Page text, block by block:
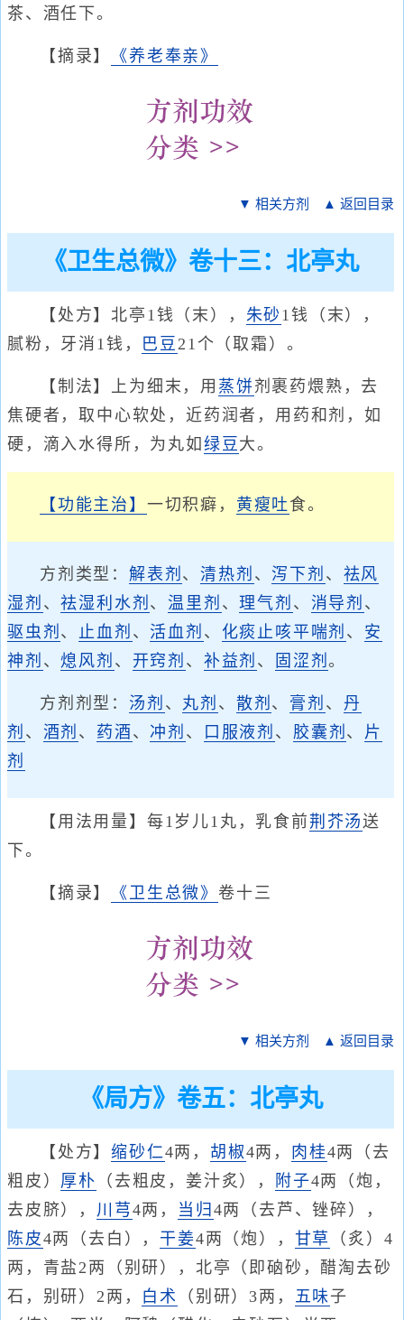
茶、酒任下。
【摘录】 《养老奉亲》
▼ 相关方剂 ▲ 返回目录
《卫生总微》卷十三：北亭丸
【处方】北亭1钱（末）， 朱砂 1钱（末），
腻粉，牙消1钱， 巴豆21个（取霜）。
【制法】上为细末，用 蒸饼剂裹药煨熟，去
焦硬者，取中心软处，近药润者，用药和剂，如
硬，滴入水得所，为丸如 绿豆大。
【功能主治】 一切积癖， 黄瘦 吐食。
方剂类型： 解表剂 、清热剂 、 泻下剂 、 祛风
湿剂 、祛湿利水剂 、温里剂 、理气剂 、 消导剂 、
驱虫剂 、 止血剂 、 活血剂 、 化痰止咳平喘剂 、 安
神剂 、熄风剂 、 开窍剂 、 补益剂 、 固涩剂。
方剂剂型： 汤剂 、 丸剂 、 散剂 、 膏剂 、 丹
剂 、 酒剂 、 药酒 、 冲剂 、 口服液剂 、 胶囊剂 、 片
剂
【用法用量】每1岁儿1丸，乳食前荆芥汤 送
下。
【摘录】 《卫生总微》卷十三
▼ 相关方剂 ▲ 返回目录
《局方》卷五：北亭丸
【处方】缩砂仁4两， 胡椒4两， 肉桂4两（去
粗皮） 厚朴 （去粗皮，姜汁炙）， 附子4两（炮，
去皮脐）， 川芎4两， 当归 4两（去芦、锉碎），
陈皮4两（去白）， 干姜4两（炮）， 甘草
（炙）4
两，青盐2两（别研），北亭（即硇砂，醋淘去砂
石，别研）2两， 白术 （别研）3两， 五味子